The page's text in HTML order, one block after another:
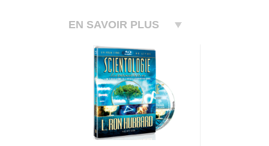
EN SAVOIR PLUS